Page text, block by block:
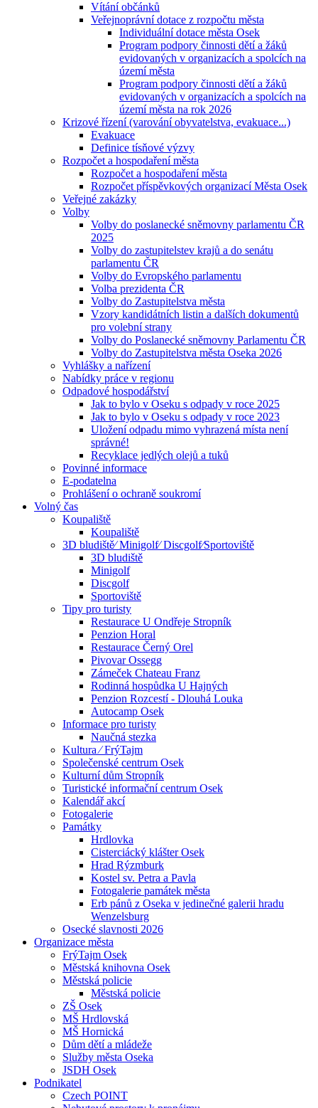
Vítání občánků
Veřejnoprávní dotace z rozpočtu města
Individuální dotace města Osek
Program podpory činnosti dětí a žáků
evidovaných v organizacích a spolcích na
území města
Program podpory činnosti dětí a žáků
evidovaných v organizacích a spolcích na
území města na rok 2026
Krizové řízení (varování obyvatelstva, evakuace...)
Evakuace
Definice tísňové výzvy
Rozpočet a hospodaření města
Rozpočet a hospodaření města
Rozpočet příspěvkových organizací Města Osek
Veřejné zakázky
Volby
Volby do poslanecké sněmovny parlamentu ČR
2025
Volby do zastupitelstev krajů a do senátu
parlamentu ČR
Volby do Evropského parlamentu
Volba prezidenta ČR
Volby do Zastupitelstva města
Vzory kandidátních listin a dalších dokumentů
pro volební strany
Volby do Poslanecké sněmovny Parlamentu ČR
Volby do Zastupitelstva města Oseka 2026
Vyhlášky a nařízení
Nabídky práce v regionu
Odpadové hospodářství
Jak to bylo v Oseku s odpady v roce 2025
Jak to bylo v Oseku s odpady v roce 2023
Uložení odpadu mimo vyhrazená místa není
správné!
Recyklace jedlých olejů a tuků
Povinné informace
E-podatelna
Prohlášení o ochraně soukromí
Volný čas
Koupaliště
Koupaliště
3D bludiště⁄ Minigolf⁄ Discgolf⁄Sportoviště
3D bludiště
Minigolf
Discgolf
Sportoviště
Tipy pro turisty
Restaurace U Ondřeje Stropník
Penzion Horal
Restaurace Černý Orel
Pivovar Ossegg
Zámeček Chateau Franz
Rodinná hospůdka U Hajných
Penzion Rozcestí - Dlouhá Louka
Autocamp Osek
Informace pro turisty
Naučná stezka
Kultura ⁄ FrýTajm
Společenské centrum Osek
Kulturní dům Stropník
Turistické informační centrum Osek
Kalendář akcí
Fotogalerie
Památky
Hrdlovka
Cisterciácký klášter Osek
Hrad Rýzmburk
Kostel sv. Petra a Pavla
Fotogalerie památek města
Erb pánů z Oseka v jedinečné galerii hradu
Wenzelsburg
Osecké slavnosti 2026
Organizace města
FrýTajm Osek
Městská knihovna Osek
Městská policie
Městská policie
ZŠ Osek
MŠ Hrdlovská
MŠ Hornická
Dům dětí a mládeže
Služby města Oseka
JSDH Osek
Podnikatel
Czech POINT